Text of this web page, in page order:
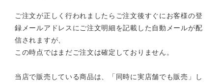
ご注文が正しく行われましたらご注文後すぐにお客様の登
録メールアドレスにご注文明細を記載した自動メールが配
信されますが、
この時点ではまだご注文は確定しておりません。
当店で販売している商品は、「同時に実店舗でも販売」し